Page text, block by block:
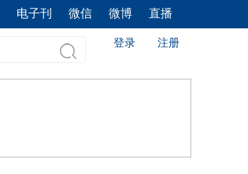
电子刊 微信 微博 直播
登录 注册